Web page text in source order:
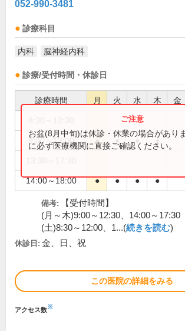
052-990-3481
診療科目
内科 脳神経内科
診療/受付時間・休診日
診療時間 月 火 水 木 金
9:00～13:00 ● ● ● ●
14:00～18:00 ● ● ● ●
お盆(8月中旬)は休診・休業の場合があり
に必ず医療機関に直接ご確認ください。
備考:
【受付時間】
(月～木)9:00～12:30、14:00～17:30
(土)8:30～12:00、1...(続きを読む)
休診日: 金、日、祝
この医院の詳細をみる
アクセス数※